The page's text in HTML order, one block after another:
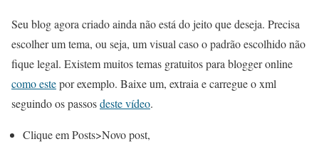
Seu blog agora criado ainda não está do jeito que deseja. Precisa
escolher um tema, ou seja, um visual caso o padrão escolhido não
fique legal. Existem muitos temas gratuitos para blogger online
como estepor exemplo. Baixe um, extraia e carregue o xml
seguindo os passosdeste vídeo.
Clique em Posts>Novo post,